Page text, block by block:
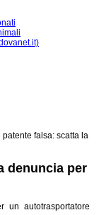
patente falsa: scatta la
denuncia per